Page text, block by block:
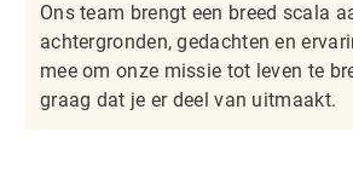
Ons team brengt een breed scala
achtergronden, gedachten en
mee om onze missie tot leven te
graag dat je er deel van uitmaakt.